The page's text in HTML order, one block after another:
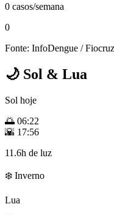
0 casos/semana
0
Fonte: InfoDengue /
🌙 Sol & Lua
Sol hoje
🌅 06:22
🌇 17:56
11.6h de luz
❄️ Inverno
Lua